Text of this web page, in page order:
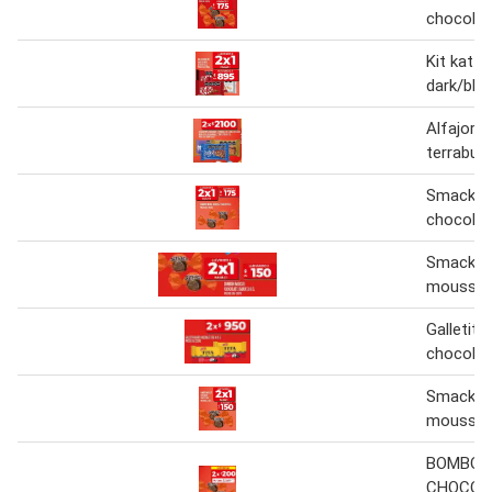
Kit kat
dark/
Alfajor
Smack
Smack
mousse
Galletita
Smack
mousse